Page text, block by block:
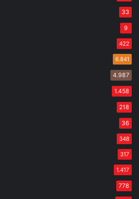
33
9
422
6.841
4.987
1.458
218
36
348
317
1.417
778